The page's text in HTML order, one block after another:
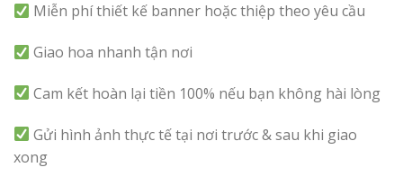
Miễn phí thiết kế banner hoặc thiệp theo yêu cầu
Giao hoa nhanh tận nơi
Cam kết hoàn lại tiền 100% nếu bạn không hài lòng
Gửi hình ảnh thực tế tại nơi trước & sau khi giao
xong